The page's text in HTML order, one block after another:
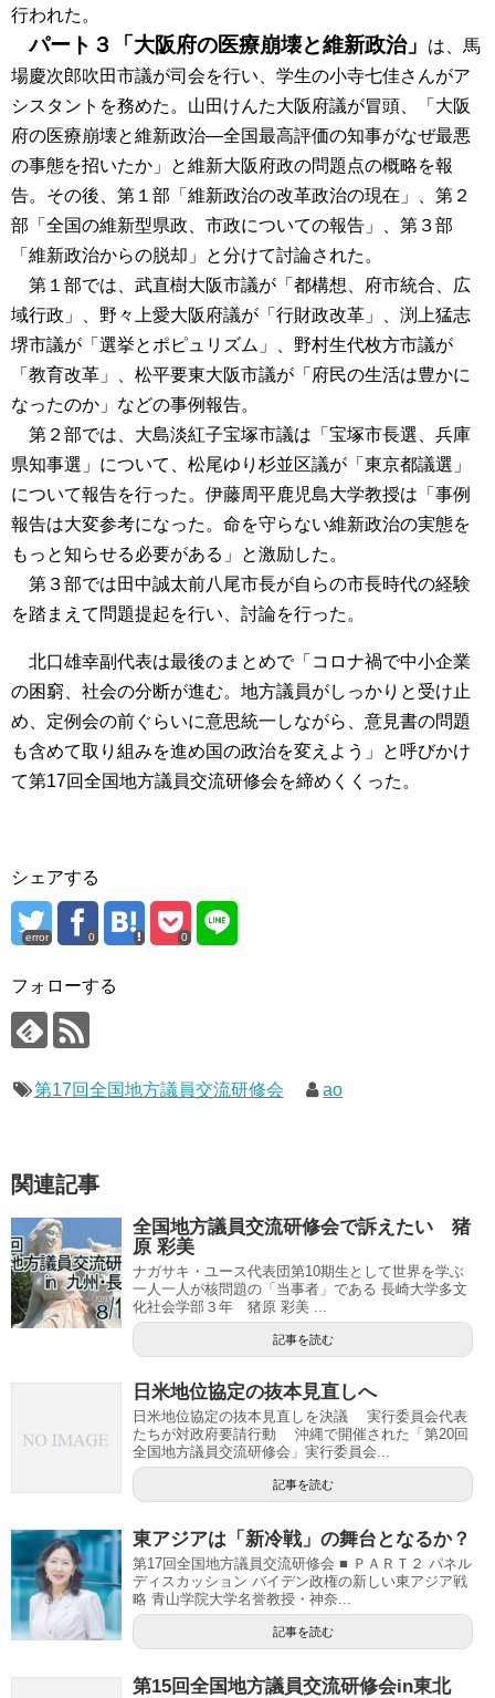
行われた。
パート３「大阪府の医療崩壊と維新政治」
は、馬
場慶次郎吹田市議が司会を行い、学生の小寺七佳さんがア
シスタントを務めた。山田けんた大阪府議が冒頭、「大阪
府の医療崩壊と維新政治―全国最高評価の知事がなぜ最悪
の事態を招いたか」と維新大阪府政の問題点の概略を報
告。その後、第１部「維新政治の改革政治の現在」、第２
部「全国の維新型県政、市政についての報告」、第３部
「維新政治からの脱却」と分けて討論された。
第１部では、武直樹大阪市議が「都構想、府市統合、広
域行政」、野々上愛大阪府議が「行財政改革」、渕上猛志
堺市議が「選挙とポピュリズム」、野村生代枚方市議が
「教育改革」、松平要東大阪市議が「府民の生活は豊かに
なったのか」などの事例報告。
第２部では、大島淡紅子宝塚市議は「宝塚市長選、兵庫
県知事選」について、松尾ゆり杉並区議が「東京都議選」
について報告を行った。伊藤周平鹿児島大学教授は「事例
報告は大変参考になった。命を守らない維新政治の実態を
もっと知らせる必要がある」と激励した。
第３部では田中誠太前八尾市長が自らの市長時代の経験
を踏まえて問題提起を行い、討論を行った。
北口雄幸副代表は最後のまとめで「コロナ禍で中小企業
の困窮、社会の分断が進む。地方議員がしっかりと受け止
め、定例会の前ぐらいに意思統一しながら、意見書の問題
も含めて取り組みを進め国の政治を変えよう」と呼びかけ
て第17回全国地方議員交流研修会を締めくくった。
シェアする
error 0 0
フォローする
第17回全国地方議員交流研修会 ao
関連記事
全国地方議員交流研修会で訴えたい 猪
原 彩美
ナガサキ・ユース代表団第10期生として世界を学ぶ
一人一人が核問題の「当事者」である 長崎大学多文
化社会学部３年 猪原 彩美 ...
記事を読む
日米地位協定の抜本見直しへ
日米地位協定の抜本見直しを決議 実行委員会代表
たちが対政府要請行動 沖縄で開催された「第20回
全国地方議員交流研修会」実行委員会...
記事を読む
東アジアは「新冷戦」の舞台となるか？
第17回全国地方議員交流研修会 ■ ＰＡＲＴ２ パネル
ディスカッション バイデン政権の新しい東アジア戦
略 青山学院大学名誉教授・神奈...
記事を読む
第15回全国地方議員交流研修会in東北